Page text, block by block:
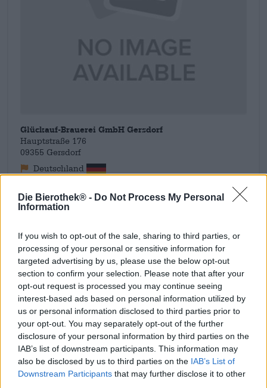
Die Bierothek® - Do Not Process My Personal
Information
If you wish to opt-out of the sale, sharing to third parties, or
processing of your personal or sensitive information for
targeted advertising by us, please use the below opt-out
section to confirm your selection. Please note that after your
opt-out request is processed you may continue seeing
interest-based ads based on personal information utilized by
us or personal information disclosed to third parties prior to
your opt-out. You may separately opt-out of the further
disclosure of your personal information by third parties on the
IAB’s list of downstream participants. This information may
also be disclosed by us to third parties on the IAB’s List of
Downstream Participants that may further disclose it to other
Glückauf-Brauerei GmbH Gersdorf
Hauptstraße 176
09355 Gersdorf
Deutschland
1
Hyppää kyytiin!
'Tilaa uutiskirje'